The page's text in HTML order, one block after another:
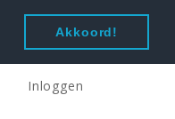
Akkoord!
Inloggen